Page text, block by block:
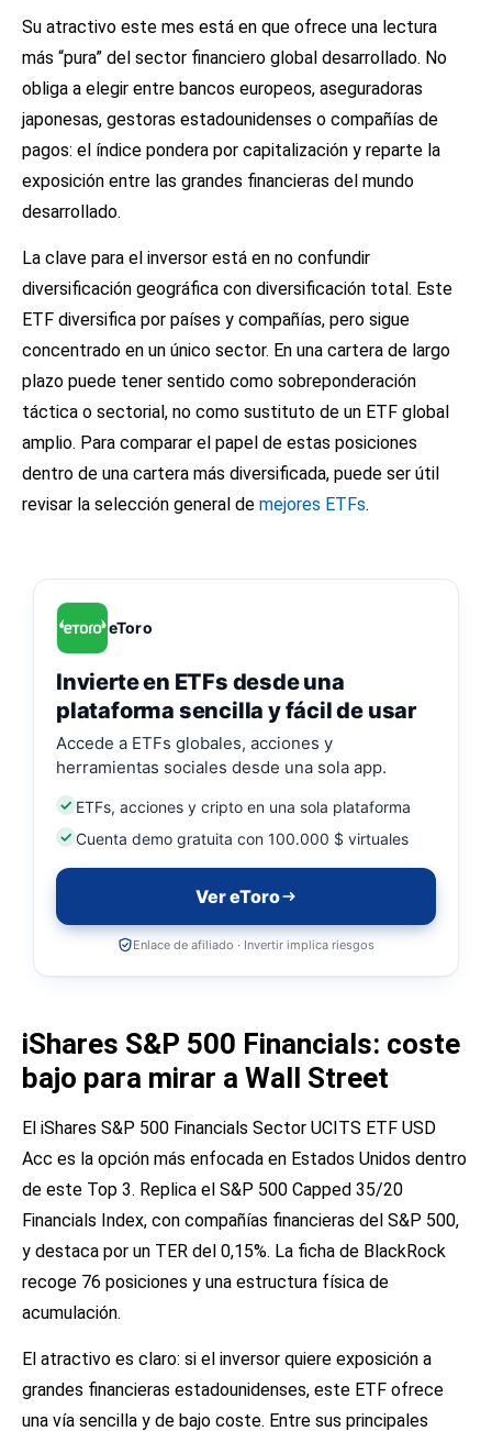
Su atractivo este mes está en que ofrece una lectura
más “pura” del sector financiero global desarrollado. No
obliga a elegir entre bancos europeos, aseguradoras
japonesas, gestoras estadounidenses o compañías de
pagos: el índice pondera por capitalización y reparte la
exposición entre las grandes financieras del mundo
desarrollado.
La clave para el inversor está en no confundir
diversificación geográfica con diversificación total. Este
ETF diversifica por países y compañías, pero sigue
concentrado en un único sector. En una cartera de largo
plazo puede tener sentido como sobreponderación
táctica o sectorial, no como sustituto de un ETF global
amplio. Para comparar el papel de estas posiciones
dentro de una cartera más diversificada, puede ser útil
revisar la selección general de mejores ETFs.
eToro
Invierte en ETFs desde una
plataforma sencilla y fácil de usar
Accede a ETFs globales, acciones y
herramientas sociales desde una sola app.
ETFs, acciones y cripto en una sola plataforma
Cuenta demo gratuita con 100.000 $ virtuales
Ver eToro
Enlace de afiliado · Invertir implica riesgos
iShares S&P 500 Financials: coste
bajo para mirar a Wall Street
El iShares S&P 500 Financials Sector UCITS ETF USD
Acc es la opción más enfocada en Estados Unidos dentro
de este Top 3. Replica el S&P 500 Capped 35/20
Financials Index, con compañías financieras del S&P 500,
y destaca por un TER del 0,15%. La ficha de BlackRock
recoge 76 posiciones y una estructura física de
acumulación.
El atractivo es claro: si el inversor quiere exposición a
grandes financieras estadounidenses, este ETF ofrece
una vía sencilla y de bajo coste. Entre sus principales